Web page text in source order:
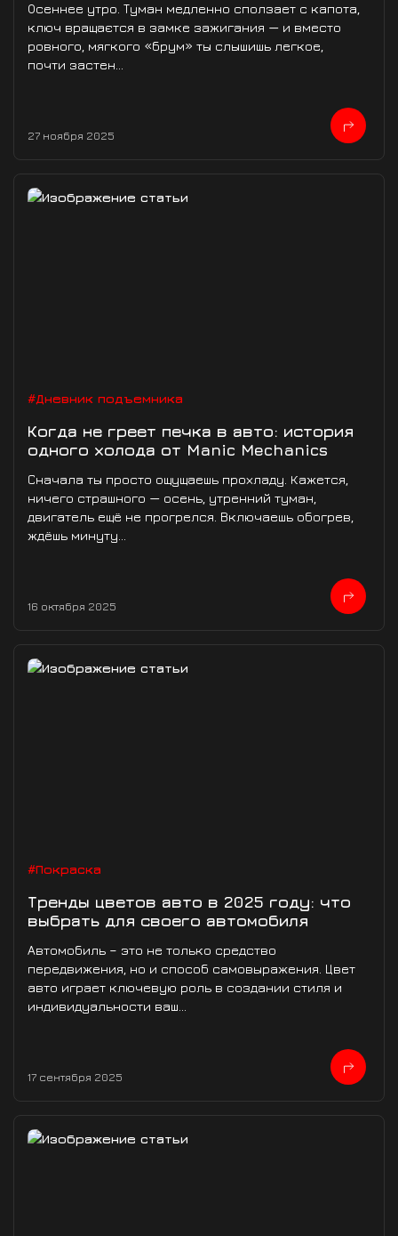
Осеннее утро. Туман медленно сползает с капота,
ключ вращаєтся в замке зажигания — и вместо
ровного, мягкого «брум» ты слышишь легкое,
почти застен...
27 ноября 2025
#Дневник подъемника
Когда не греет печка в авто: история
одного холода от Manic Mechanics
Сначала ты просто ощущаешь прохладу. Кажется,
ничего страшного — осень, утренний туман,
двигатель ещё не прогрелся. Включаешь обогрев,
ждёшь минуту...
16 октября 2025
#Покраска
Тренды цветов авто в 2025 году: что
выбрать для своего автомобиля
Автомобиль – это не только средство
передвижения, но и способ самовыражения. Цвет
авто играет ключевую роль в создании стиля и
индивидуальности ваш...
17 сентября 2025